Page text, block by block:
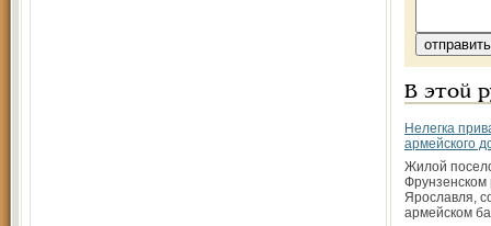
В этой
Нелегка
армейского
Жилой
Фрунзенском
Ярославля,
армейском